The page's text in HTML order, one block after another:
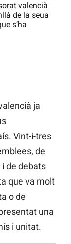
valencià
de la seua
s’ha
ja
Vint-i-tres
de
de debats
que va molt
o de
una
i unitat.